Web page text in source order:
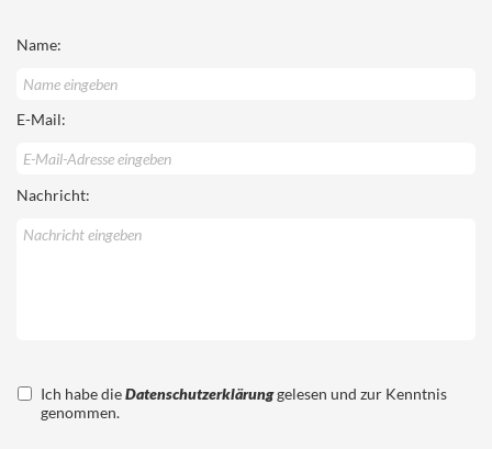
Name:
E-Mail:
Nachricht:
Ich habe dieDatenschutzerklärunggelesen und zur Kenntnis
genommen.